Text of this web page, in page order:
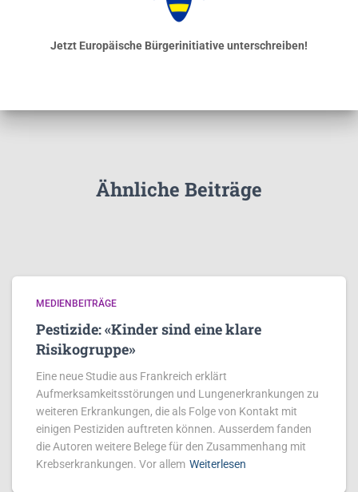
Jetzt Europäische Bürgerinitiative unterschreiben!
Ähnliche Beiträge
MEDIENBEITRÄGE
Pestizide: «Kinder sind eine klare
Risikogruppe»
Eine neue Studie aus Frankreich erklärt
Aufmerksamkeitsstörungen und Lungenerkrankungen zu
weiteren Erkrankungen, die als Folge von Kontakt mit
einigen Pestiziden auftreten können. Ausserdem fanden
die Autoren weitere Belege für den Zusammenhang mit
Krebserkrankungen. Vor allem Weiterlesen